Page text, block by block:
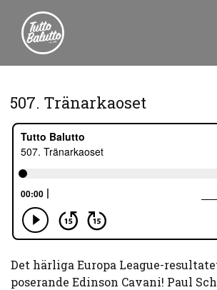
507. Tränarkaoset
Det härliga Europa League-
poserande Edinson Cavani! Paul